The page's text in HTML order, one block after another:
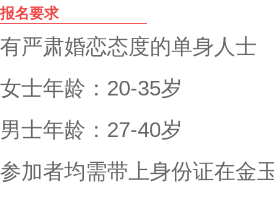
报名要求
有严肃婚恋态度的单身人士
女士年龄：20-35岁
男士年龄：27-40岁
参加者均需带上身份证在金